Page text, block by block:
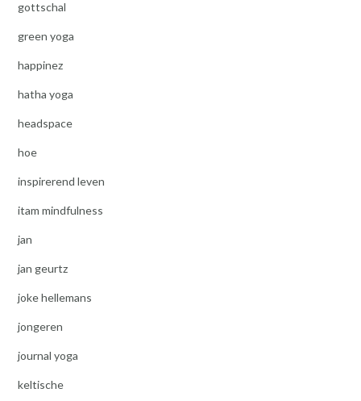
gottschal
green yoga
happinez
hatha yoga
headspace
hoe
inspirerend leven
itam mindfulness
jan
jan geurtz
joke hellemans
jongeren
journal yoga
keltische